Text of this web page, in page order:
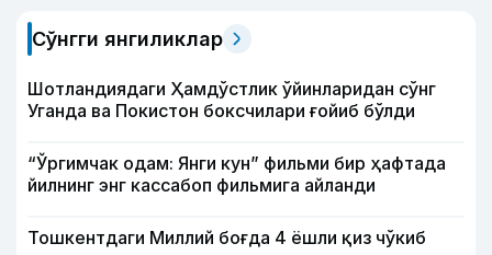
Сўнгги янгиликлар
Шотландиядаги Ҳамдўстлик ўйинларидан сўнг
Уганда ва Покистон боксчилари ғойиб бўлди
“Ўргимчак одам: Янги кун” фильми бир ҳафтада
йилнинг энг кассабоп фильмига айланди
Тошкентдаги Миллий боғда 4 ёшли қиз чўкиб